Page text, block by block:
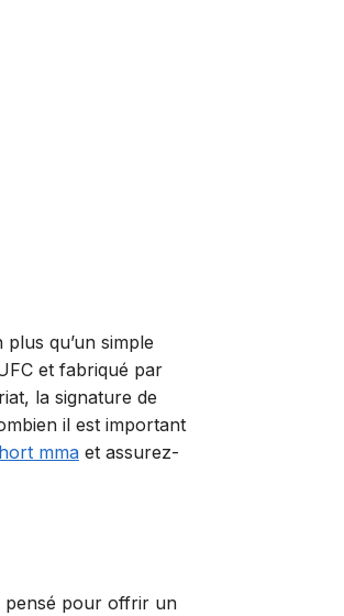
qu’un simple
et fabriqué par
la signature de
il est important
mmaet assurez-
pensé pour offrir un